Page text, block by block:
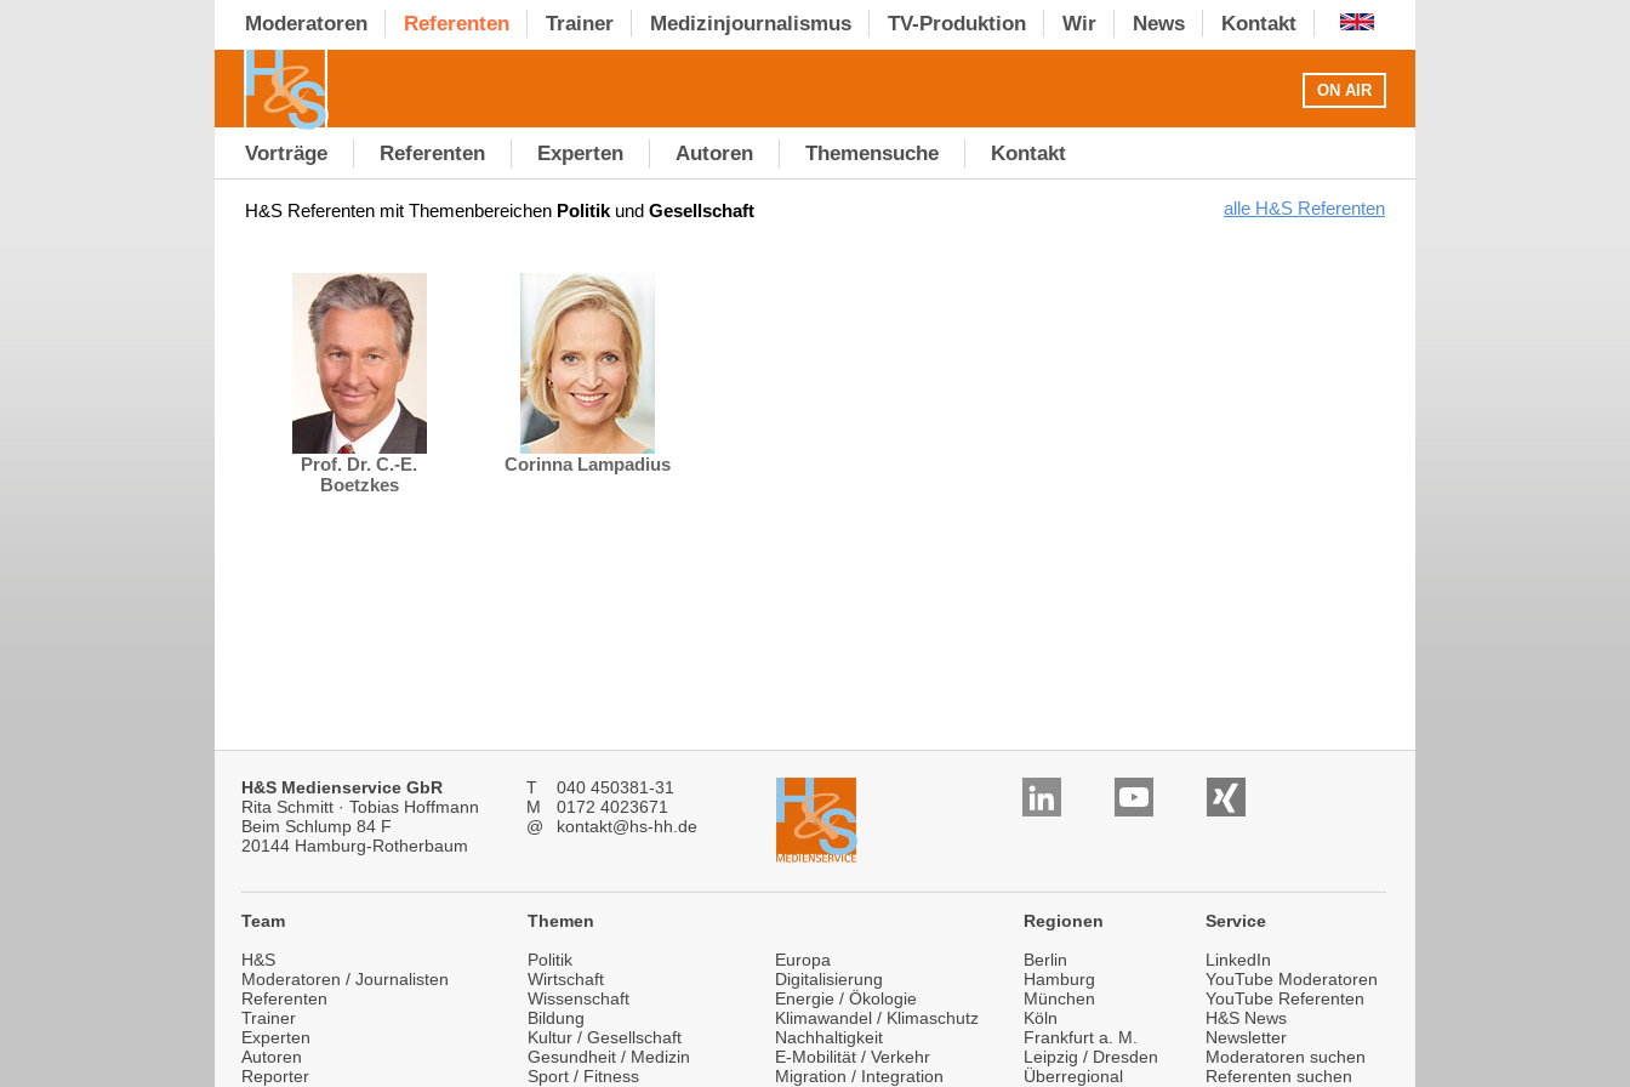
Moderatoren Referenten Trainer Medizinjournalismus TV-Produktion Wir News Kontakt
ON AIR
Vorträge Referenten Experten Autoren Themensuche Kontakt
H&S Referenten mit Themenbereichen Politik und Gesellschaft alle H&S Referenten
Prof. Dr. C.-E.
Boetzkes
Corinna Lampadius
H&S Medienservice GbR
Rita Schmitt · Tobias Hoffmann
Beim Schlump 84 F
20144 Hamburg-Rotherbaum
T
040 450381-31
M
0172 4023671
@
kontakt@hs-hh.de
Team
H&S
Moderatoren / Journalisten
Referenten
Trainer
Experten
Autoren
Reporter
Themen
Politik
Wirtschaft
Wissenschaft
Bildung
Kultur / Gesellschaft
Gesundheit / Medizin
Sport / Fitness
Europa
Digitalisierung
Energie / Ökologie
Klimawandel / Klimaschutz
Nachhaltigkeit
E-Mobilität / Verkehr
Migration / Integration
Regionen
Berlin
Hamburg
München
Köln
Frankfurt a. M.
Leipzig / Dresden
Überregional
Service
LinkedIn
YouTube Moderatoren
YouTube Referenten
H&S News
Newsletter
Moderatoren suchen
Referenten suchen